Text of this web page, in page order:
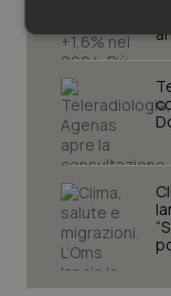
Vaccini
I cookie
sito web
navigazione
protette del